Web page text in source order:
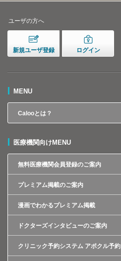
ユーザの方へ
新規ユーザ登録 ログイン
MENU
Calooとは？
医療機関向けMENU
無料医療機関会員登録のご案内
プレミアム掲載のご案内
漫画でわかるプレミアム掲載
ドクターズインタビューのご案内
クリニック予約システム アポクル予約